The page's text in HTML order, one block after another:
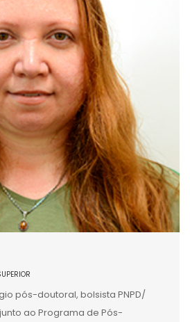
pós-doutoral, bolsista PNPD/
ao Programa de Pós-